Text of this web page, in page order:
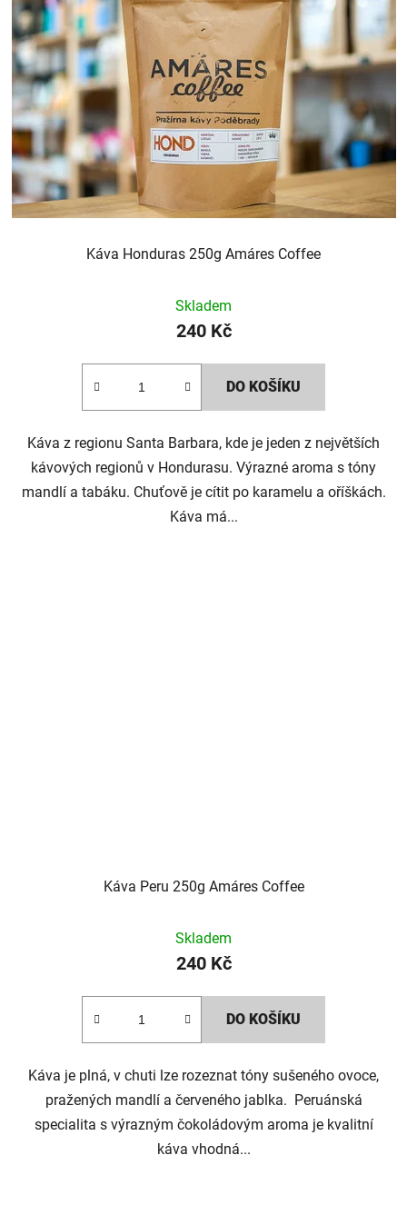
Káva Honduras 250g Amáres Coffee
Skladem
240 Kč
DO KOŠÍKU
Káva z regionu Santa Barbara, kde je jeden z největších
kávových regionů v Hondurasu. Výrazné aroma s tóny
mandlí a tabáku. Chuťově je cítit po karamelu a oříškách.
Káva má...
Káva Peru 250g Amáres Coffee
Skladem
240 Kč
DO KOŠÍKU
Káva je plná, v chuti lze rozeznat tóny sušeného ovoce,
pražených mandlí a červeného jablka. Peruánská
specialita s výrazným čokoládovým aroma je kvalitní
káva vhodná...